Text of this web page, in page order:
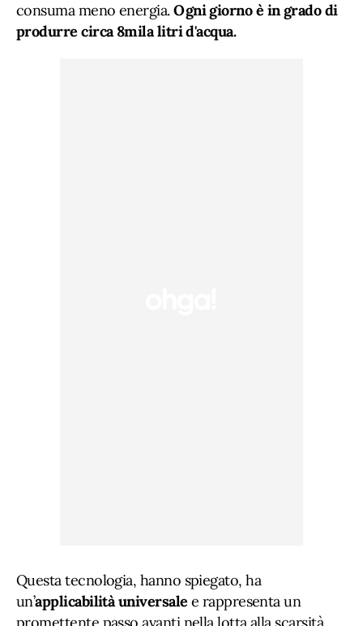
consuma meno energia.Ogni giorno è in grado di
produrre circa 8mila litri d'acqua.
Questa tecnologia, hanno spiegato, ha
un’applicabilità universale e rappresenta un